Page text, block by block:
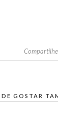
GOSTAR